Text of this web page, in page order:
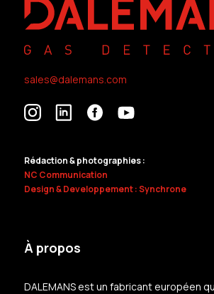
sales@dalemans.com
Rédaction & photographies :
NC Communication
Design & Developpement : Synchrone
À propos
DALEMANS est un fabricant européen